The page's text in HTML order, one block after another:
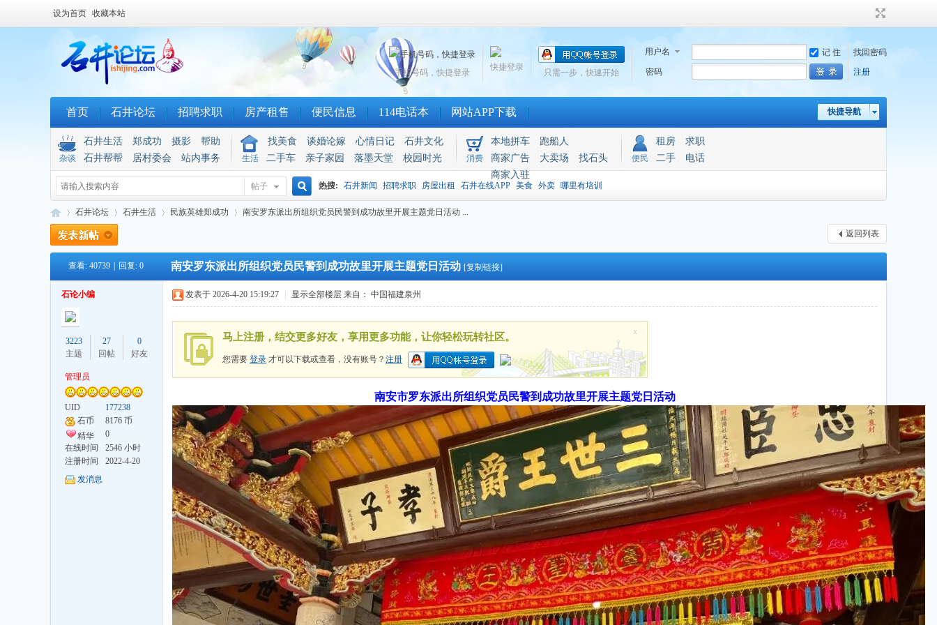
设为首页 收藏本站
用户名 记 住
找回密码
密码
注册
只需一步，快速开始
快捷登录
手机号码，快捷登录
快捷导航
首页 石井论坛 招聘求职 房产租售 便民信息 114电话本 网站APP下载
杂谈
石井生活 郑成功 摄影
帮助
石井帮帮
居村委会 站内事务 生活
找美食 谈婚论嫁 心情日记
石井文化
二手车
亲子家园 落墨天堂 校园时光 消费
本地拼车
跑船人
商家广告
大卖场
找石头
商家入驻
便民
租房
求职
二手
电话
帖子
搜
索
热搜: 石井新闻 招聘求职 房屋出租 石井在线APP 美食 外卖 哪里有培训
石井论坛 石井生活 民族英雄郑成功
›
南安罗东派出所组织党员民警到成功故里开展主题党日活动 ...
返回列表
查看: 40739 回复: 0 南安罗东派出所组织党员民警到成功故里开展主题党日活动 [复制链接]
石论小编
3223
主题
27
回帖
0
好友
管理员
UID
177238
石币
8176 币
精华
0
在线时间
2546 小时
注册时间
2022-4-20
发消息
发表于 2026-4-20 15:19:27 显示全部楼层 来自： 中国福建泉州
马上注册，结交更多好友，享用更多功能，让你轻松玩转社区。
您需要 登录 才可以下载或查看，没有账号？ 注册
x
南安市罗东派出所组织党员民警到成功故里开展主题党日活动